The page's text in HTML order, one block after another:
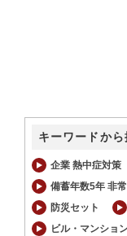
キーワードから
企業 熱中症対策
備蓄年数5年 非
防災セット
ビル・マンショ